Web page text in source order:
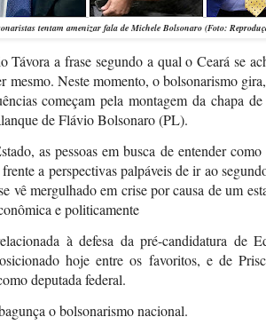
tentam amenizar fala de Michele Bolsonaro (Foto:
a frase segundo a qual o Ceará se
mesmo. Neste momento, o bolsonarismo
começam pela montagem da chapa
de Flávio Bolsonaro (PL).
as pessoas em busca de entender
a perspectivas palpáveis de ir ao
vê mergulhado em crise por causa de um
e politicamente
à defesa da pré-candidatura de
hoje entre os favoritos, e de
deputada federal.
o bolsonarismo nacional.